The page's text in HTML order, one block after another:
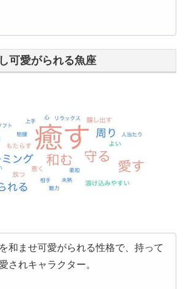
可愛がられる魚座
和ませ可愛がられる性格で、持って
されキャラクター。